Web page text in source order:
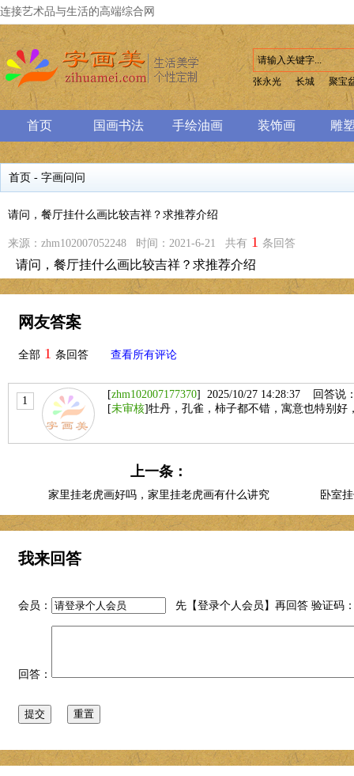
连接艺术品与生活的高端综合网
张永光 长城 聚宝
首页 国画书法 手绘油画 装饰画 雕
首页 - 字画问问
请问，餐厅挂什么画比较吉祥？求推荐介绍
来源：zhm102007052248 时间：2021-6-21 共有 1 条回答
请问，餐厅挂什么画比较吉祥？求推荐介绍
网友答案
全部 1 条回答 查看所有评论
1
[zhm102007177370] 2025/10/27 14:28:37 回答说
[未审核]牡丹，孔雀，柿子都不错，寓意也特别好
上一条：
家里挂老虎画好吗，家里挂老虎画有什么讲究 卧室
我来回答
会员： 先【登录个人会员 】再回答 验证码
回答：